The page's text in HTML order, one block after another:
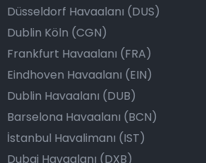
Düsseldorf Havaalanı (DUS)
Dublin Köln (CGN)
Frankfurt Havaalanı (FRA)
Eindhoven Havaalanı (EIN)
Dublin Havaalanı (DUB)
Barselona Havaalanı (BCN)
İstanbul Havalimanı (IST)
Dubai Havaalanı (DXB)